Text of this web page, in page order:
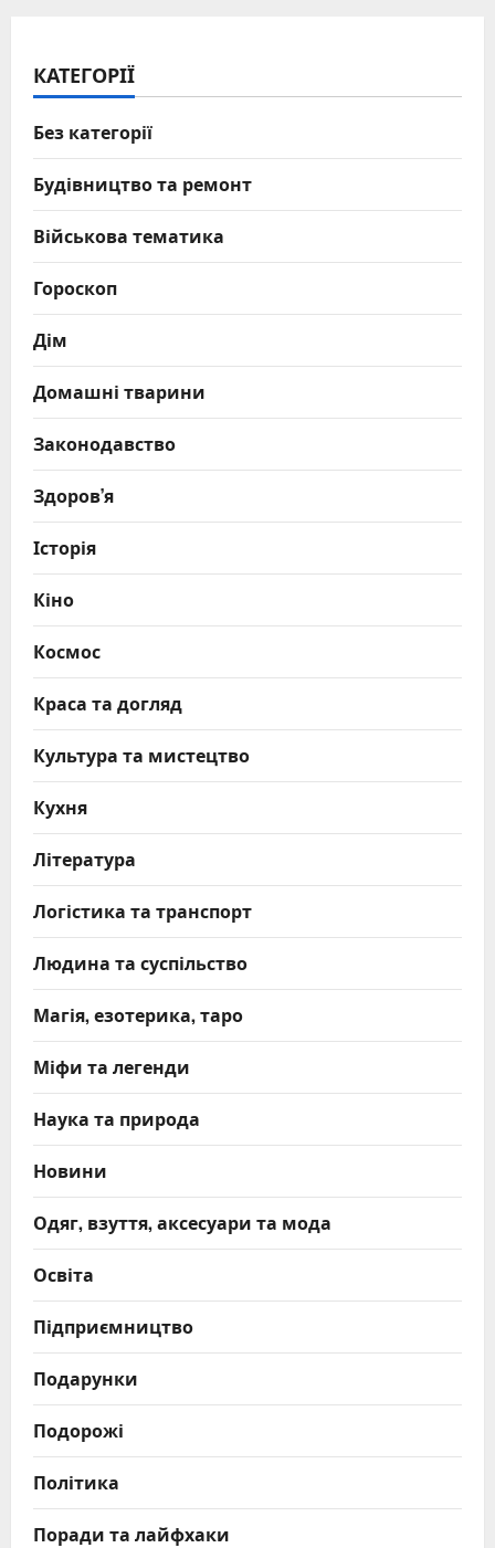
КАТЕГОРІЇ
Без категорії
Будівництво та ремонт
Військова тематика
Гороскоп
Дім
Домашні тварини
Законодавство
Здоров’я
Історія
Кіно
Космос
Краса та догляд
Культура та мистецтво
Кухня
Література
Логістика та транспорт
Людина та суспільство
Магія, езотерика, таро
Міфи та легенди
Наука та природа
Новини
Одяг, взуття, аксесуари та мода
Освіта
Підприємництво
Подарунки
Подорожі
Політика
Поради та лайфхаки